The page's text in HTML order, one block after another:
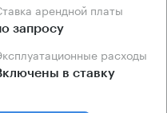
Ставка арендной платы
запросу
Эксплуатационные расходы
в ставку